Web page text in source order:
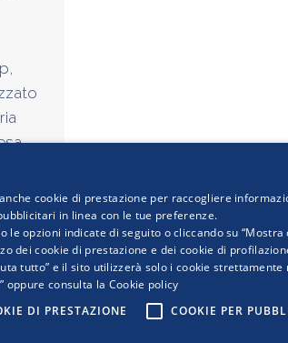
© 2019 WWW.RETIMPRESA.IT
- Agenzia Confederale per le aggregazioni
cookie di prestazione per raccogliere
in linea con le tue preferenze.
opzioni indicate di seguito o cliccando su “Mostra
dei cookie di prestazione e dei cookie di
tutto” e il sito utilizzerà solo i cookie
oppure consulta la Cookie policy
DI PRESTAZIONE COOKIE PER